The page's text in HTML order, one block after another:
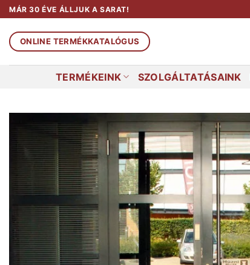
Skip
to
content
MÁR 30 ÉVE ÁLLJUK A SARAT!
ONLINE TERMÉKKATALÓGUS
TERMÉKEINK SZOLGÁLTATÁSAINK